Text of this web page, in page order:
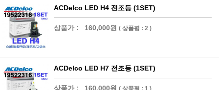
ACDelco LED H4 전조등 (1SET)
상품가 : 160,000원 ( 상품평 : 2 )
ACDelco LED H7 전조등 (1SET)
상품가 : 160,000원 ( 상품평 : 1 )